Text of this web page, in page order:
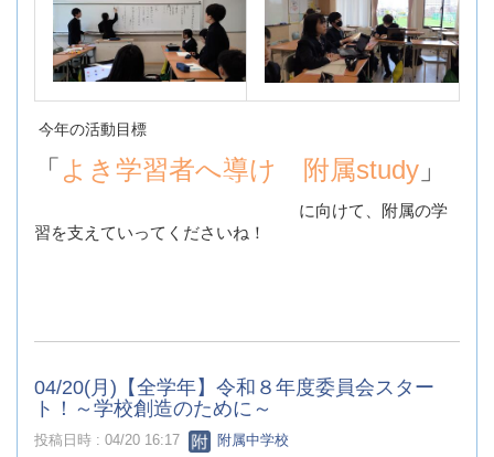
今年の活動目標
「よき学習者へ導け 附属study 」
に向けて、附属の学
習を支えていってくださいね！
04/20(月)【全学年】令和８年度委員会スター
ト！～学校創造のために～
投稿日時 : 04/20 16:17 附属中学校